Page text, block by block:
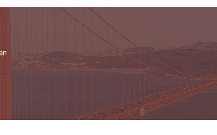
Metaal het Plastic Trekcompressie het Testen Universele Meetapparaat van Machinepc